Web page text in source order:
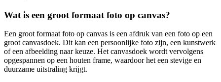
Wat is een groot formaat foto op canvas?
Een groot formaat foto op canvas is een afdruk van een foto op een
groot canvasdoek. Dit kan een persoonlijke foto zijn, een kunstwerk
of een afbeelding naar keuze. Het canvasdoek wordt vervolgens
opgespannen op een houten frame, waardoor het een stevige en
duurzame uitstraling krijgt.